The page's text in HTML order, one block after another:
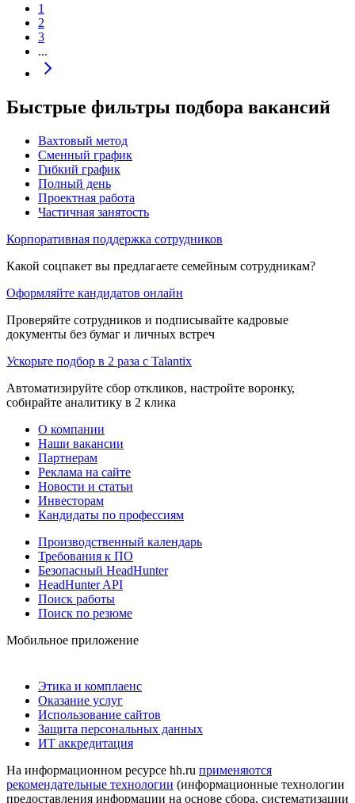
1
2
3
...
Быстрые фильтры подбора вакансий
Вахтовый метод
Сменный график
Гибкий график
Полный день
Проектная работа
Частичная занятость
Корпоративная поддержка сотрудников
Какой соцпакет вы предлагаете семейным сотрудникам?
Оформляйте кандидатов онлайн
Проверяйте сотрудников и подписывайте кадровые
документы без бумаг и личных встреч
Ускорьте подбор в 2 раза с Talantix
Автоматизируйте сбор откликов, настройте воронку,
собирайте аналитику в 2 клика
О компании
Наши вакансии
Партнерам
Реклама на сайте
Новости и статьи
Инвесторам
Кандидаты по профессиям
Производственный календарь
Требования к ПО
Безопасный HeadHunter
HeadHunter API
Поиск работы
Поиск по резюме
Мобильное приложение
Этика и комплаенс
Оказание услуг
Использование сайтов
Защита персональных данных
ИТ аккредитация
На информационном ресурсе hh.ru применяются
рекомендательные технологии (информационные технологии
предоставления информации на основе сбора, систематизации